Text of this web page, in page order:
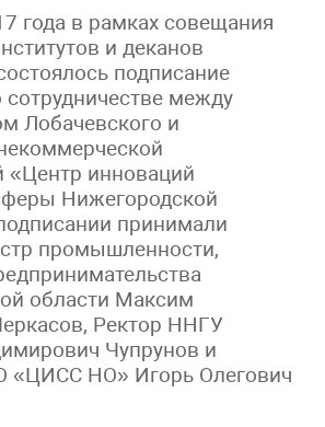
года в рамках совещания
и деканов
подписание
сотрудничестве между
Лобачевского и
«Центр инноваций
Нижегородской
принимали
промышленности,
области Максим
Ректор ННГУ
Чупрунов и
«ЦИСС НО» Игорь Олегович